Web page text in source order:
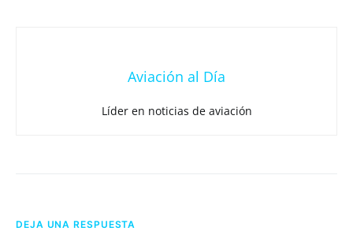
Aviación al Día
Líder en noticias de aviación
DEJA UNA RESPUESTA